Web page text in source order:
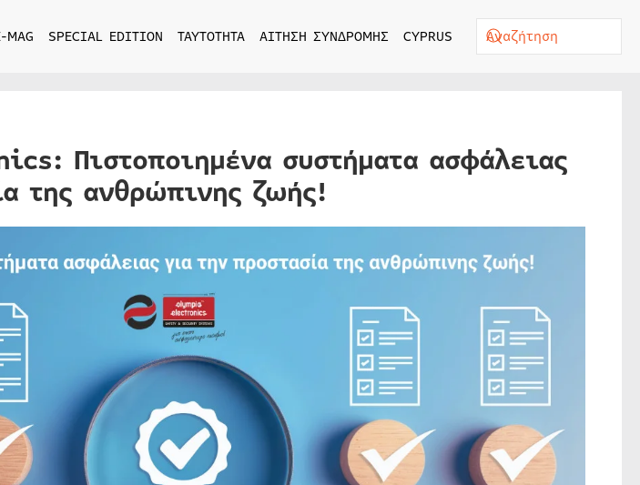
MAG SPECIAL EDITION ΤΑΥΤΟΤΗΤΑ ΑΙΤΗΣΗ ΣΥΝΔΡΟΜΗΣ CYPRUS
Πιστοποιημένα συστήματα ασφάλειας
της ανθρώπινης ζωής!